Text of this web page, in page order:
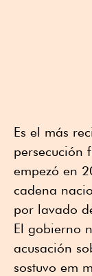
Es el más
persecución
empezó en
cadena
por lavado
El gobierno
acusación
sostuvo em